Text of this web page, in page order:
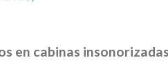
en cabinas insonorizadas